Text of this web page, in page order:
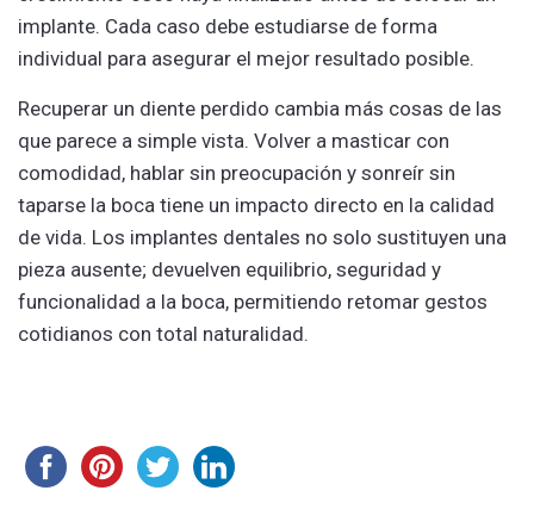
implante. Cada caso debe estudiarse de forma
individual para asegurar el mejor resultado posible.
Recuperar un diente perdido cambia más cosas de las
que parece a simple vista. Volver a masticar con
comodidad, hablar sin preocupación y sonreír sin
taparse la boca tiene un impacto directo en la calidad
de vida. Los implantes dentales no solo sustituyen una
pieza ausente; devuelven equilibrio, seguridad y
funcionalidad a la boca, permitiendo retomar gestos
cotidianos con total naturalidad.